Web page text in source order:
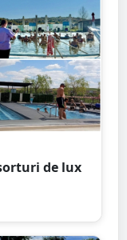
de lux